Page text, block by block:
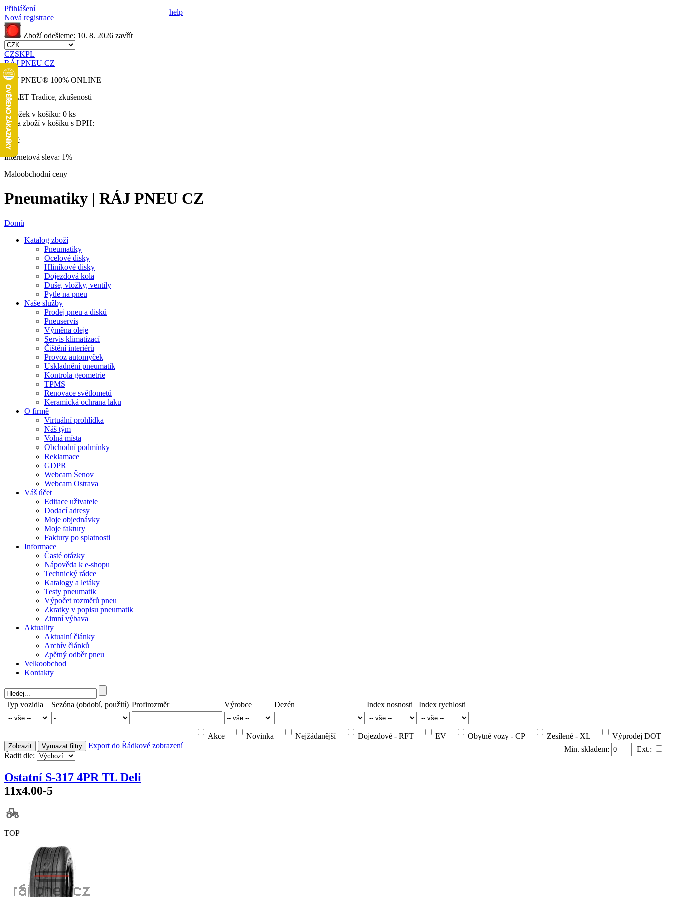
Přihlášení
Nová registrace
Zboží odešleme: 10. 8. 2026 zavřít
CZSKPL
RÁJ PNEU CZ
RÁJ PNEU® 100% ONLINE
32 LET Tradice, zkušenosti
Položek v košíku: 0 ks
Cena zboží v košíku s DPH:
0 Kč
Internetová sleva: 1%
Maloobchodní ceny
Pneumatiky | RÁJ PNEU CZ
Domů
Katalog zboží
Pneumatiky
Ocelové disky
Hliníkové disky
Dojezdová kola
Duše, vložky, ventily
Pytle na pneu
Naše služby
Prodej pneu a disků
Pneuservis
Výměna oleje
Servis klimatizací
Čištění interiérů
Provoz automyček
Uskladnění pneumatik
Kontrola geometrie
TPMS
Renovace světlometů
Keramická ochrana laku
O firmě
Virtuální prohlídka
Náš tým
Volná místa
Obchodní podmínky
Reklamace
GDPR
Webcam Šenov
Webcam Ostrava
Váš účet
Editace uživatele
Dodací adresy
Moje objednávky
Moje faktury
Faktury po splatnosti
Informace
Časté otázky
Nápověda k e-shopu
Technický rádce
Katalogy a letáky
Testy pneumatik
Výpočet rozměrů pneu
Zkratky v popisu pneumatik
Zimní výbava
Aktuality
Aktualní články
Archív článků
Zpětný odběr pneu
Velkoobchod
Kontakty
Typ vozidla Sezóna (období, použití) Profirozměr
help
Výrobce Dezén Index nosnosti Index rychlosti
Akce Novinka Nejžádanější Dojezdové - RFT EV Obytné vozy - CP Zesílené - XL Výprodej DOT
Zobrazit Vymazat filtry Export do Ext.:
Min. skladem:
Řádkové zobrazení
Řadit dle:
Ostatní S-317 4PR TL Deli
11x4.00-5
TOP